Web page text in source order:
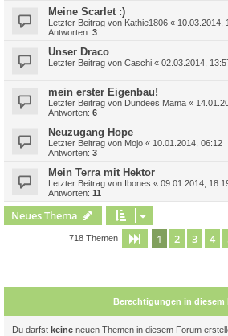
Meine Scarlet :)
Letzter Beitrag von Kathie1806 « 10.03.2014,
Antworten: 3
Unser Draco
Letzter Beitrag von Caschi « 02.03.2014,
mein erster Eigenbau!
Letzter Beitrag von Dundees Mama «
Antworten: 6
Neuzugang Hope
Letzter Beitrag von Mojo « 10.01.2014, 06:12
Antworten: 3
Mein Terra mit Hektor
Letzter Beitrag von Ibones « 09.01.2014,
Antworten: 11
Neues Thema
718 Themen Seite 1von 24
1 2 3 4
Berechtigungen in diesem
Du darfst keine neuen Themen in diesem Forum